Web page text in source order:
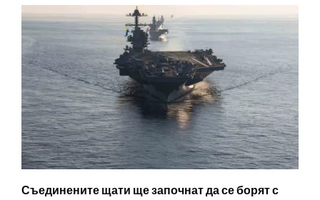
Съединените щати ще започнат да се борят с